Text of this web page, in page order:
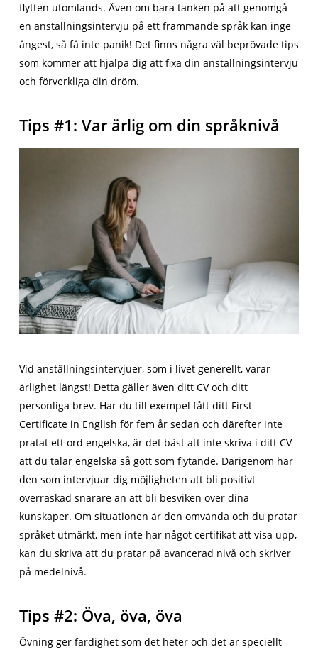
flytten utomlands. Även om bara tanken på att genomgå
en anställningsintervju på ett främmande språk kan inge
ångest, så få inte panik! Det finns några väl beprövade tips
som kommer att hjälpa dig att fixa din anställningsintervju
och förverkliga din dröm.
Tips #1: Var ärlig om din språknivå
Vid anställningsintervjuer, som i livet generellt, varar
ärlighet längst! Detta gäller även ditt CV och ditt
personliga brev. Har du till exempel fått ditt First
Certificate in English för fem år sedan och därefter inte
pratat ett ord engelska, är det bäst att inte skriva i ditt CV
att du talar engelska så gott som flytande. Därigenom har
den som intervjuar dig möjligheten att bli positivt
överraskad snarare än att bli besviken över dina
kunskaper. Om situationen är den omvända och du pratar
språket utmärkt, men inte har något certifikat att visa upp,
kan du skriva att du pratar på avancerad nivå och skriver
på medelnivå.
Tips #2: Öva, öva, öva
Övning ger färdighet som det heter och det är speciellt